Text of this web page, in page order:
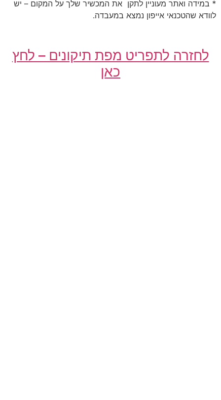
* במידה ואתר מעוניין לתקן את המכשיר שלך על המקום – יש
לוודא שהטכנאי אייפון נמצא במעבדה.
לחזרה לתפריט מפת תיקונים – לחץ
כאן